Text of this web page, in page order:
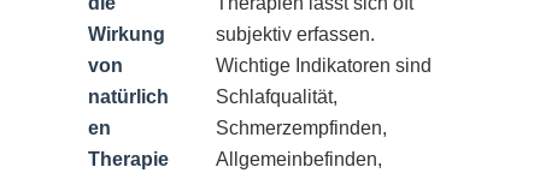
Wirkung
von
natürlich
en
Therapie
subjektiv erfassen.
Wichtige Indikatoren sind
Schlafqualität,
Schmerzempfinden,
Allgemeinbefinden,